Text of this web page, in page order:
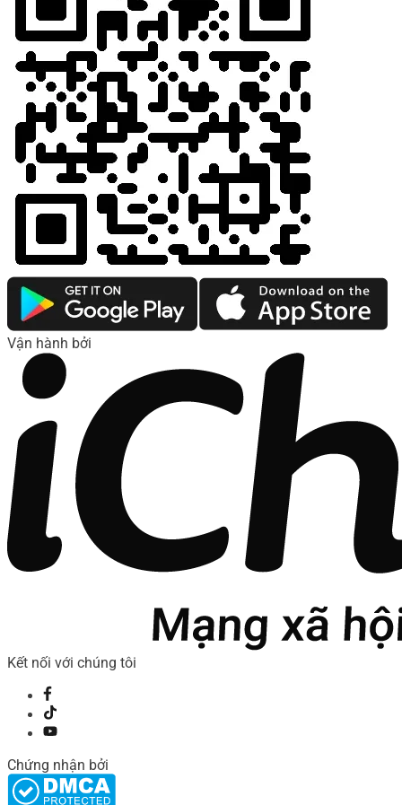
Vận hành bởi
Kết nối với chúng tôi
Chứng nhận bởi